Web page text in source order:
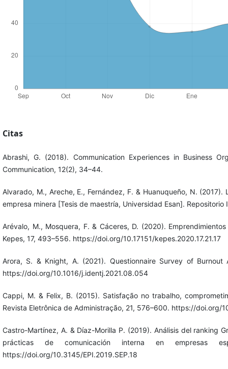
Citas
Abrashi, G. (2018). Communication Experiences in Business
Communication, 12(2), 34–44.
Alvarado, M., Areche, E., Fernández, F. & Huanuqueño, N.
empresa minera [Tesis de maestría, Universidad Esan]. Repositorio
Arévalo, M., Mosquera, F. & Cáceres, D. (2020).
Kepes, 17, 493–556. https://doi.org/10.17151/kepes.2020.17.21.17
Arora, S. & Knight, A. (2021). Questionnaire Survey of
https://doi.org/10.1016/j.identj.2021.08.054
Cappi, M. & Felix, B. (2015). Satisfação no trabalho,
Revista Eletrônica de Administração, 21, 576–600. https://doi.org/
Castro-Martínez, A. & Díaz-Morilla P. (2019). Análisis del ranking
prácticas de comunicación interna en empresas
https://doi.org/10.3145/EPI.2019.SEP.18